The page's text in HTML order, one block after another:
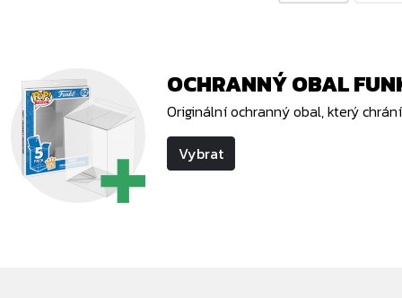
OCHRANNÝ OBAL
Originální ochranný obal, který
Vybrat